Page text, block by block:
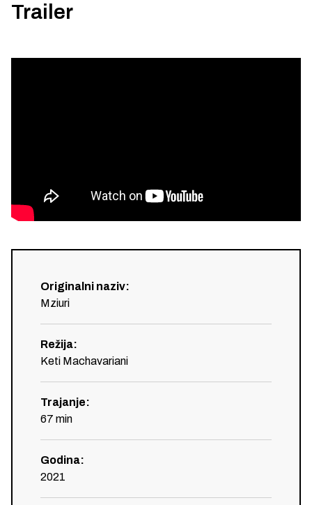
Trailer
Originalni naziv:
Mziuri
Režija:
Keti Machavariani
Trajanje:
67 min
Godina:
2021